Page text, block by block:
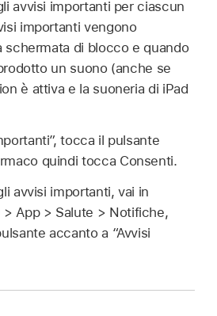
avvisi importanti per ciascun
importanti vengono
schermata di blocco e quando
un suono (anche se
è attiva e la suoneria di iPad
tocca il pulsante
quindi tocca Consenti.
avvisi importanti, vai in
> App > Salute > Notifiche,
accanto a “Avvisi